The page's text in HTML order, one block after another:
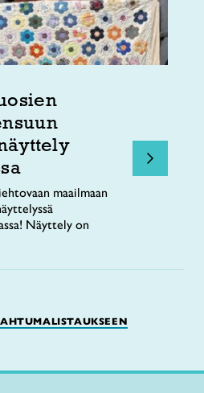
maailmaan
Näyttely on